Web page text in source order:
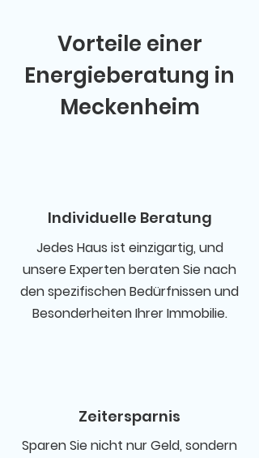
Vorteile einer
Energieberatung in
Meckenheim
Individuelle Beratung
Jedes Haus ist einzigartig, und
unsere Experten beraten Sie nach
den spezifischen Bedürfnissen und
Besonderheiten Ihrer Immobilie.
Zeitersparnis
Sparen Sie nicht nur Geld, sondern